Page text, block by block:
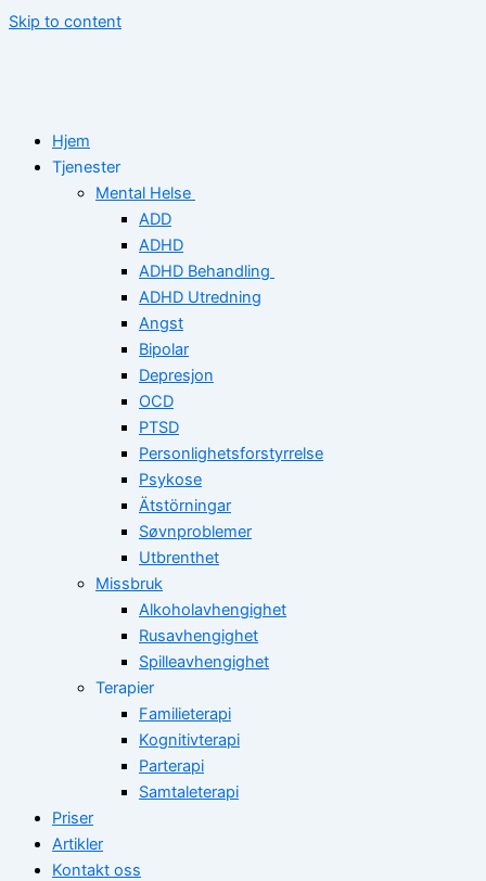
Skip to content
Hjem
Tjenester
Mental Helse
ADD
ADHD
ADHD Behandling
ADHD Utredning
Angst
Bipolar
Depresjon
OCD
PTSD
Personlighetsforstyrrelse
Psykose
Ätstörningar
Søvnproblemer
Utbrenthet
Missbruk
Alkoholavhengighet
Rusavhengighet
Spilleavhengighet
Terapier
Familieterapi
Kognitivterapi
Parterapi
Samtaleterapi
Priser
Artikler
Kontakt oss